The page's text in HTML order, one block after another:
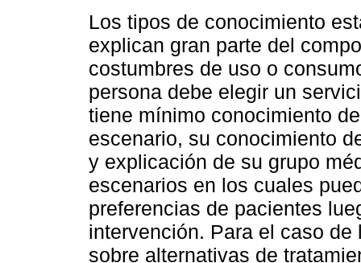
Los tipos de conocimiento
explican gran parte del
costumbres de uso o
persona debe elegir un
tiene mínimo conocimiento
escenario, su conocimiento
y explicación de su grupo
escenarios en los cuales
preferencias de pacientes
intervención. Para el caso
sobre alternativas de